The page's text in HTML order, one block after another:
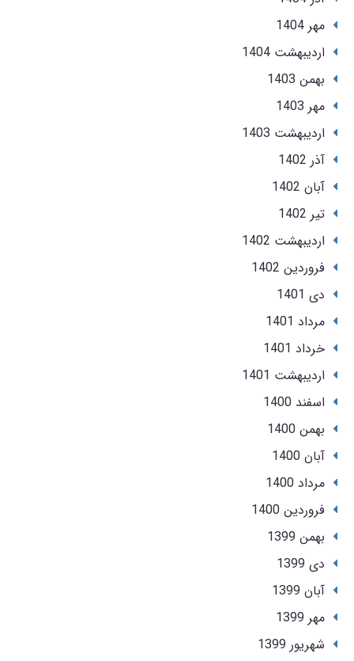
مهر 1404
ارديبهشت 1404
بهمن 1403
مهر 1403
ارديبهشت 1403
آذر 1402
آبان 1402
تير 1402
ارديبهشت 1402
فروردین 1402
دی 1401
مرداد 1401
خرداد 1401
ارديبهشت 1401
اسفند 1400
بهمن 1400
آبان 1400
مرداد 1400
فروردین 1400
بهمن 1399
دی 1399
آبان 1399
مهر 1399
شهریور 1399